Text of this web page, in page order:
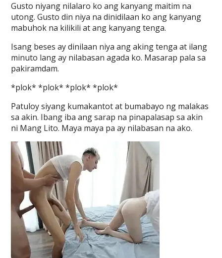
Gusto niyang nilalaro ko ang kanyang maitim na
utong. Gusto din niya na dinidilaan ko ang kanyang
mabuhok na kilikili at ang kanyang tenga.
Isang beses ay dinilaan niya ang aking tenga at ilang
minuto lang ay nilabasan agada ko. Masarap pala sa
pakiramdam.
*plok* *plok* *plok* *plok*
Patuloy siyang kumakantot at bumabayo ng malakas
sa akin. Ibang iba ang sarap na pinapalasap sa akin
ni Mang Lito. Maya maya pa ay nilabasan na ako.